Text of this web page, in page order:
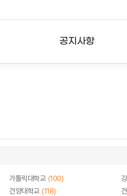
공지사항
가톨릭대학교 (100)
건양대학교 (118)